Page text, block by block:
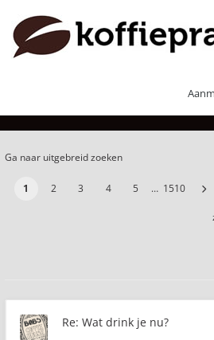
Er zijn 15098
Ga naar uitgebreid zoeken
1 2 3 4 5 … 1510
Re: Wat drink je nu?